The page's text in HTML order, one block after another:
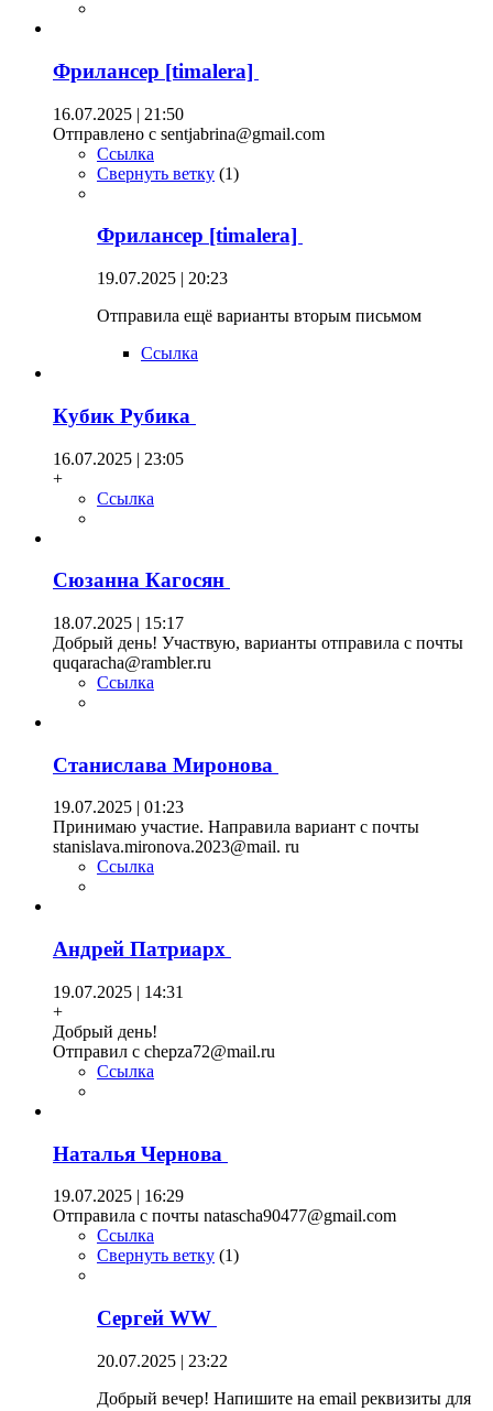
Фрилансер [timalera]
16.07.2025 | 21:50
Отправлено с sentjabrina@gmail.com
Ссылка
Свернуть ветку (1)
Фрилансер [timalera]
19.07.2025 | 20:23
Отправила ещё варианты вторым письмом
Ссылка
Кубик Рубика
16.07.2025 | 23:05
+
Ссылка
Сюзанна Кагосян
18.07.2025 | 15:17
Добрый день! Участвую, варианты отправила с почты
quqaracha@rambler.ru
Ссылка
Станислава Миронова
19.07.2025 | 01:23
Принимаю участие. Направила вариант с почты
stanislava.mironova.2023@mail. ru
Ссылка
Андрей Патриарх
19.07.2025 | 14:31
+
Добрый день!
Отправил с chepza72@mail.ru
Ссылка
Наталья Чернова
19.07.2025 | 16:29
Отправила с почты natascha90477@gmail.com
Ссылка
Свернуть ветку (1)
Сергей WW
20.07.2025 | 23:22
Добрый вечер! Напишите на email реквизиты для